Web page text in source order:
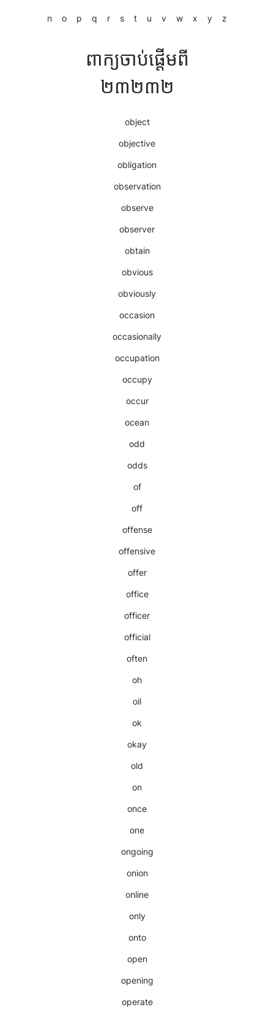
n o p q r s t u v w x y z
ពាក្យចាប់ផ្តើមពី
២៣២៣២
object
objective
obligation
observation
observe
observer
obtain
obvious
obviously
occasion
occasionally
occupation
occupy
occur
ocean
odd
odds
of
off
offense
offensive
offer
office
officer
official
often
oh
oil
ok
okay
old
on
once
one
ongoing
onion
online
only
onto
open
opening
operate